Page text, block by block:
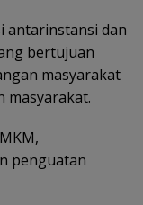
antarinstansi dan
bertujuan
masyarakat
masyarakat.
penguatan